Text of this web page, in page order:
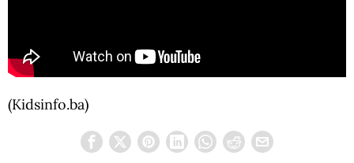
(Kidsinfo.ba)